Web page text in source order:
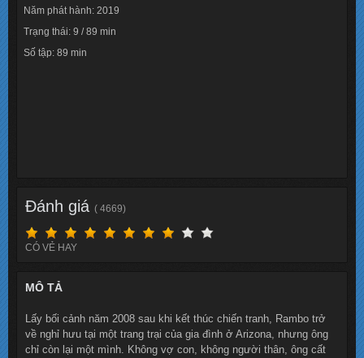
Năm phát hành: 2019
Trạng thái: 9 / 89 min
Số tập: 89 min
Đánh giá ( 4669)
CÓ VẺ HAY
MÔ TẢ
Lấy bối cảnh năm 2008 sau khi kết thúc chiến tranh, Rambo trở
về nghỉ hưu tại một trang trại của gia đình ở Arizona, nhưng ông
chỉ còn lại một mình. Không vợ con, không người thân, ông cất